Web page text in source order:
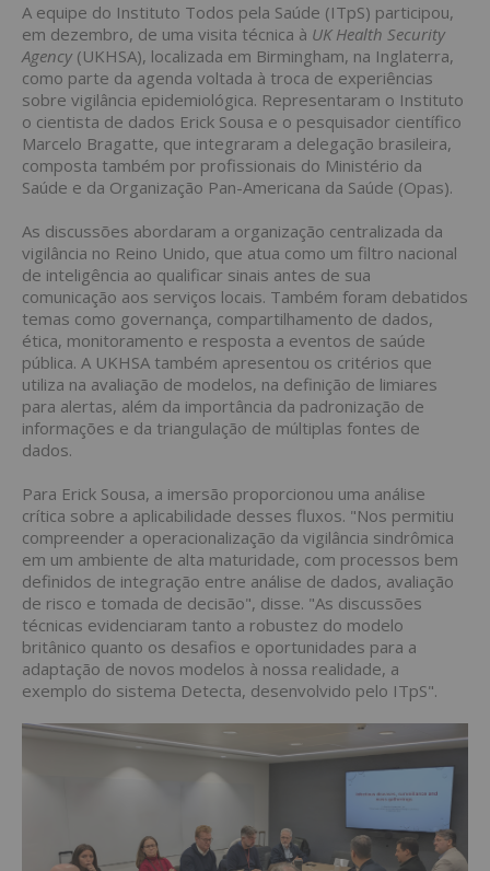
A equipe do Instituto Todos pela Saúde (ITpS) participou,
em dezembro, de uma visita técnica à UK Health Security
Agency (UKHSA), localizada em Birmingham, na Inglaterra,
como parte da agenda voltada à troca de experiências
sobre vigilância epidemiológica. Representaram o Instituto
o cientista de dados Erick Sousa e o pesquisador científico
Marcelo Bragatte, que integraram a delegação brasileira,
composta também por profissionais do Ministério da
Saúde e da Organização Pan-Americana da Saúde (Opas).
As discussões abordaram a organização centralizada da
vigilância no Reino Unido, que atua como um filtro nacional
de inteligência ao qualificar sinais antes de sua
comunicação aos serviços locais. Também foram debatidos
temas como governança, compartilhamento de dados,
ética, monitoramento e resposta a eventos de saúde
pública. A UKHSA também apresentou os critérios que
utiliza na avaliação de modelos, na definição de limiares
para alertas, além da importância da padronização de
informações e da triangulação de múltiplas fontes de
dados.
Para Erick Sousa, a imersão proporcionou uma análise
crítica sobre a aplicabilidade desses fluxos. "Nos permitiu
compreender a operacionalização da vigilância sindrômica
em um ambiente de alta maturidade, com processos bem
definidos de integração entre análise de dados, avaliação
de risco e tomada de decisão", disse. "As discussões
técnicas evidenciaram tanto a robustez do modelo
britânico quanto os desafios e oportunidades para a
adaptação de novos modelos à nossa realidade, a
exemplo do sistema Detecta, desenvolvido pelo ITpS".